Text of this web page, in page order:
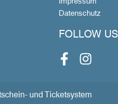
Datenschutz
FOLLOW US
FacebookInstagram
und Ticketsystem